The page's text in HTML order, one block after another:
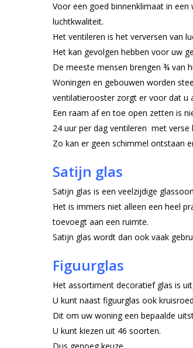
Voor een goed binnenklimaat in
luchtkwaliteit.
Het ventileren is het verversen van
Het kan gevolgen hebben voor uw
De meeste mensen brengen ¾ van
Woningen en gebouwen worden
ventilatierooster zorgt er voor dat u
Een raam af en toe open zetten is
24 uur per dag ventileren met
Zo kan er geen schimmel ontstaan
Satijn glas
Satijn glas is een veelzijdige
Het is immers niet alleen een heel
toevoegt aan een ruimte.
Satijn glas wordt dan ook vaak
Figuurglas
Het assortiment decoratief glas is
U kunt naast figuurglas ook
Dit om uw woning een bepaalde
U kunt kiezen uit 46 soorten.